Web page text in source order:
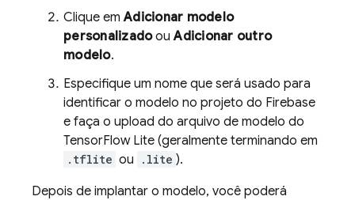
Clique emAdicionar modelo
personalizadoouAdicionar outro
modelo.
Especifique um nome que será usado para
identificar o modelo no projeto do Firebase
e faça o upload do arquivo de modelo do
TensorFlow Lite (geralmente terminando em
.tflite ou .lite ).
Depois de implantar o modelo, você poderá